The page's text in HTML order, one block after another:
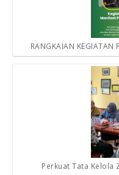
RANGKAIAN KEGIATAN
Perkuat Tata Kelola